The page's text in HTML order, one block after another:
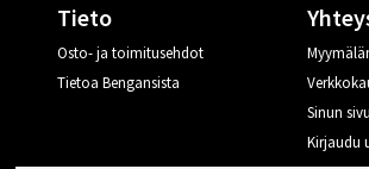
Tieto
Osto- ja toimitusehdot
Tietoa Bengansista
Sinun
Kirjaudu